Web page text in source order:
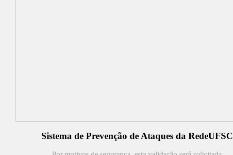
Sistema de Prevenção de Ataques da RedeUFSC